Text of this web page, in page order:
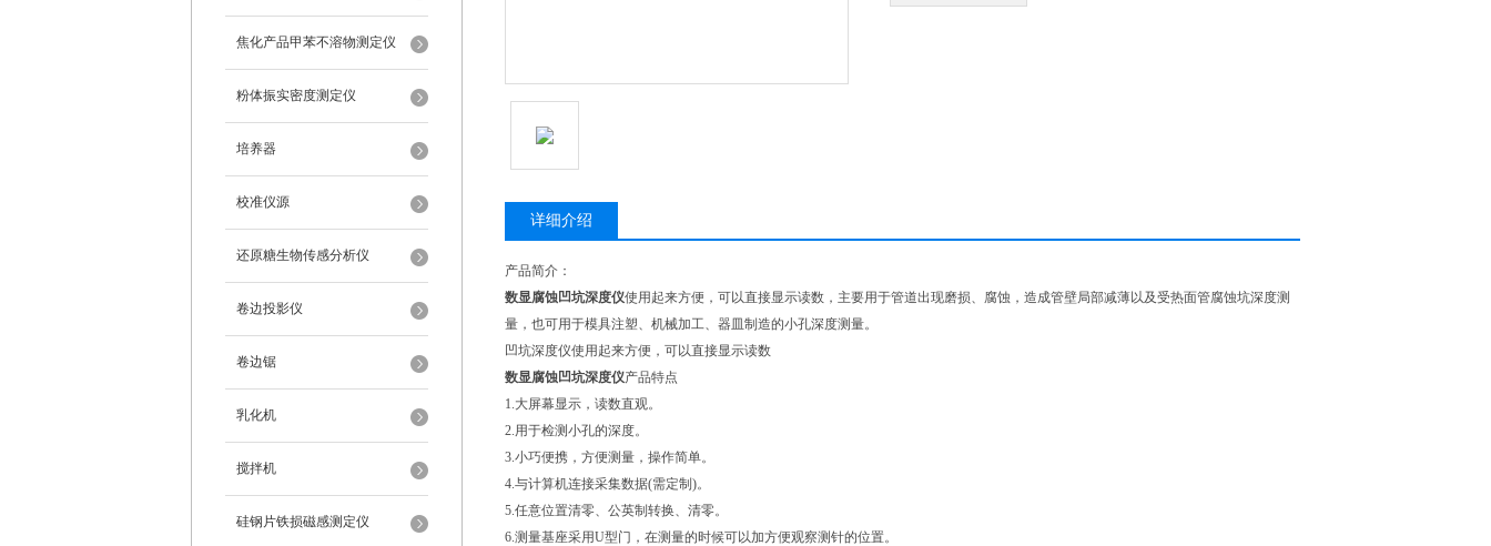
焦化产品甲苯不溶物测定仪
粉体振实密度测定仪
培养器
校准仪源
还原糖生物传感分析仪
卷边投影仪
卷边锯
乳化机
搅拌机
硅钢片铁损磁感测定仪
详细介绍
产品简介：
数显腐蚀凹坑深度仪使用起来方便，可以直接显示读数，主要用于管道出现磨损、腐蚀，造成管壁局部减薄以及受热面管腐蚀坑深度测
量，也可用于模具注塑、机械加工、器皿制造的小孔深度测量。
凹坑深度仪使用起来方便，可以直接显示读数
数显腐蚀凹坑深度仪产品特点
1.大屏幕显示，读数直观。
2.用于检测小孔的深度。
3.小巧便携，方便测量，操作简单。
4.与计算机连接采集数据(需定制)。
5.任意位置清零、公英制转换、清零。
6.测量基座采用U型门，在测量的时候可以加方便观察测针的位置。